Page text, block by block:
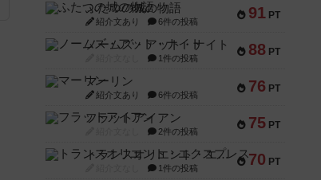
91 PT
ふたつの城の物語
紹介文あり 6件の投稿
88 PT
ノームズ・アット・ナイト
1件の投稿
76 PT
マーリン
紹介文あり 6件の投稿
75 PT
フラットアイアン
2件の投稿
70 PT
トランスオリエント・エクスプレス
1件の投稿